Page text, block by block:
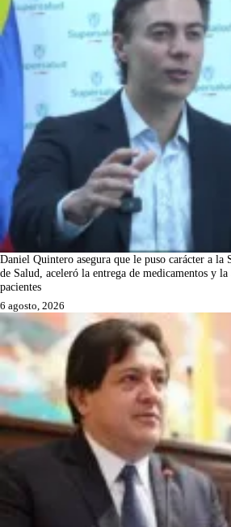
Daniel Quintero asegura que le puso carácter a la
de Salud, aceleró la entrega de medicamentos y
pacientes
6 agosto, 2026